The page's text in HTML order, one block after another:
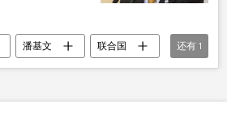
潘基文
联合国
还有 1